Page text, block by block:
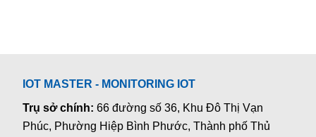
IOT MASTER - MONITORING IOT
Trụ sở chính:66 đường số 36, Khu Đô Thị Vạn
Phúc, Phường Hiệp Bình Phước, Thành phố Thủ